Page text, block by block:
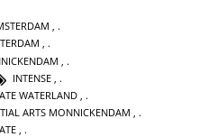
,
,
INTENSE
WATERLAND
ARTS MONNICKENDAM